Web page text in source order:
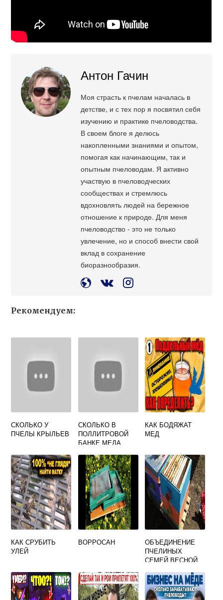
Антон Гачин
Моя страсть к пчелам началась в
детстве, и с тех пор я посвятил себя
изучению и практике пчеловодства.
В своем блоге я делюсь
накопленными знаниями и опытом,
помогая как начинающим, так и
опытным пчеловодам. Я активно
участвую в пчеловодческих
сообществах и стремлюсь
вдохновлять людей на бережное
отношение к природе. Для меня
пчеловодство - это не только
увлечение, но и способ внести свой
вклад в сохранение
биоразнообразия.
Рекомендуем:
СКОЛЬКО У
ПЧЕЛЫ КРЫЛЬЕВ
СКОЛЬКО В
ПОЛЛИТРОВОЙ
БАНКЕ МЕДА
КАК БОДЯЖАТ
МЕД
КАК СРУБИТЬ
УЛЕЙ
ВОРРОСАН
ОБЪЕДИНЕНИЕ
ПЧЕЛИНЫХ
СЕМЕЙ ВЕСНОЙ